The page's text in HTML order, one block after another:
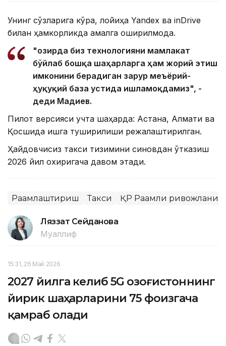
Унинг сўзларига кўра, лойиҳа Yandex ва inDrive
билан ҳамкорликда амалга оширилмоқда.
"Ҳозирда биз технологияни мамлакат
бўйлаб бошқа шаҳарларга ҳам жорий этиш
имконини берадиган зарур меъёрий-
ҳуқуқий база устида ишламоқдамиз", -
деди Мадиев.
Пилот версияси учта шаҳарда: Астана, Алмати ва
Қосшида ишга туширилиши режалаштирилган.
Ҳайдовчисиз такси тизимини синовдан ўтказиш
2026 йил охиригача давом этади.
Рақамлаштириш Такси ҚР Рақамли
Ляззат Сейданова
Муаллиф
15:31, 26 Май 2026
2027 йилга келиб 5G Қозоғистоннинг
йирик шаҳарларини 75 фоизгача
қамраб олади